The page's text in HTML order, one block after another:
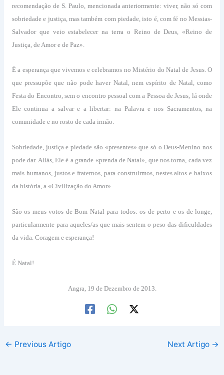
recomendação de S. Paulo, mencionada anteriormente: viver, não só com
sobriedade e justiça, mas também com piedade, isto é, com fé no Messias-
Salvador que veio estabelecer na terra o Reino de Deus, «Reino de
Justiça, de Amor e de Paz».
É a esperança que vivemos e celebramos no Mistério do Natal de Jesus. O
que pressupõe que não pode haver Natal, nem espírito de Natal, como
Festa do Encontro, sem o encontro pessoal com a Pessoa de Jesus, lá onde
Ele continua a salvar e a libertar: na Palavra e nos Sacramentos, na
comunidade e no rosto de cada irmão.
Sobriedade, justiça e piedade são «presentes» que só o Deus-Menino nos
pode dar. Aliás, Ele é a grande «prenda de Natal», que nos torna, cada vez
mais humanos, justos e fraternos, para construirmos, nestes altos e baixos
da história, a «Civilização do Amor».
São os meus votos de Bom Natal para todos: os de perto e os de longe,
particularmente para aqueles/as que mais sentem o peso das dificuldades
da vida. Coragem e esperança!
É Natal!
Angra, 19 de Dezembro de 2013.
← Previous Artigo Next Artigo →